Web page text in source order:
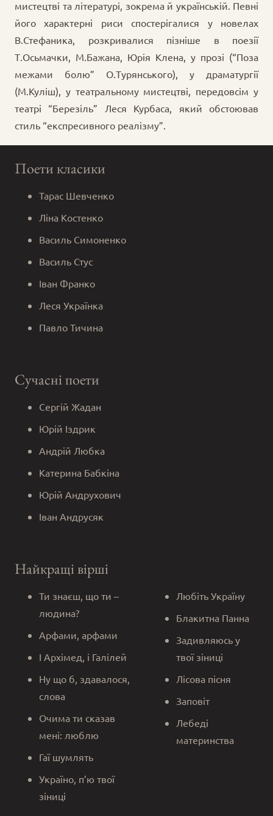
мистецтві та літературі, зокрема й українській. Певні
його характерні риси спостерігалися у новелах
В.Стефаника, розкривалися пізніше в поезії
Т.Осьмачки, М.Бажана, Юрія Клена, у прозі (“Поза
межами болю” О.Турянського), у драматургії
(М.Куліш), у театральному мистецтві, передовсім у
театрі “Березіль” Леся Курбаса, який обстоював
стиль “експресивного реалізму”.
Поети класики
Тарас Шевченко
Ліна Костенко
Василь Симоненко
Василь Стус
Іван Франко
Леся Українка
Павло Тичина
Сучасні поети
Сергій Жадан
Юрій Іздрик
Андрій Любка
Катерина Бабкіна
Юрій Андрухович
Іван Андрусяк
Найкращі вірші
Ти знаєш, що ти –
людина?
Арфами, арфами
І Архімед, і Галілей
Ну що б, здавалося,
слова
Очима ти сказав
мені: люблю
Гаї шумлять
Україно, п’ю твої
зіниці
Любіть Україну
Блакитна Панна
Задивляюсь у
твої зіниці
Лісова пісня
Заповіт
Лебеді
материнства